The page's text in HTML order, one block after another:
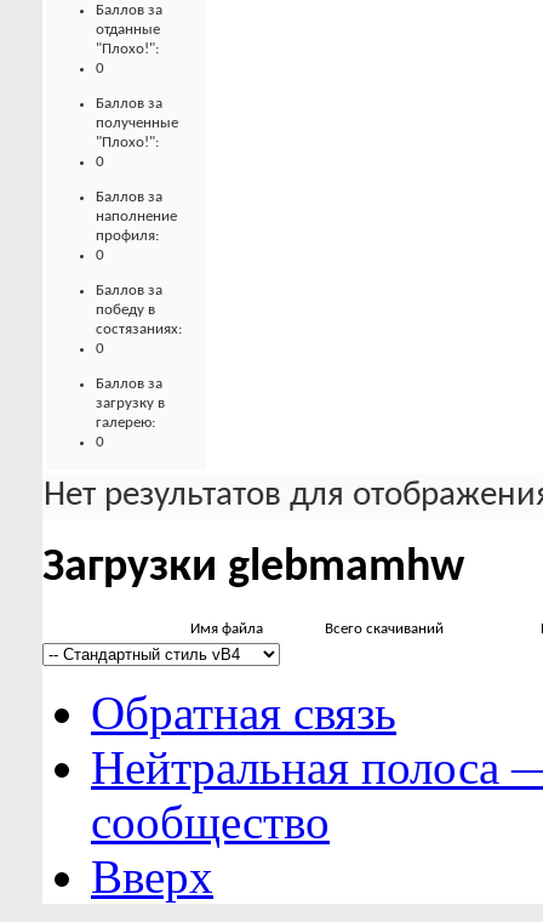
Баллов за
отданные
"Плохо!":
0
Баллов за
полученные
"Плохо!":
0
Баллов за
наполнение
профиля:
0
Баллов за
победу в
состязаниях:
0
Баллов за
загрузку в
галерею:
0
Нет результатов для
Загрузки glebmamhw
Имя файла Всего скачиваний
Обратная связь
Нейтральная полоса
сообщество
Вверх